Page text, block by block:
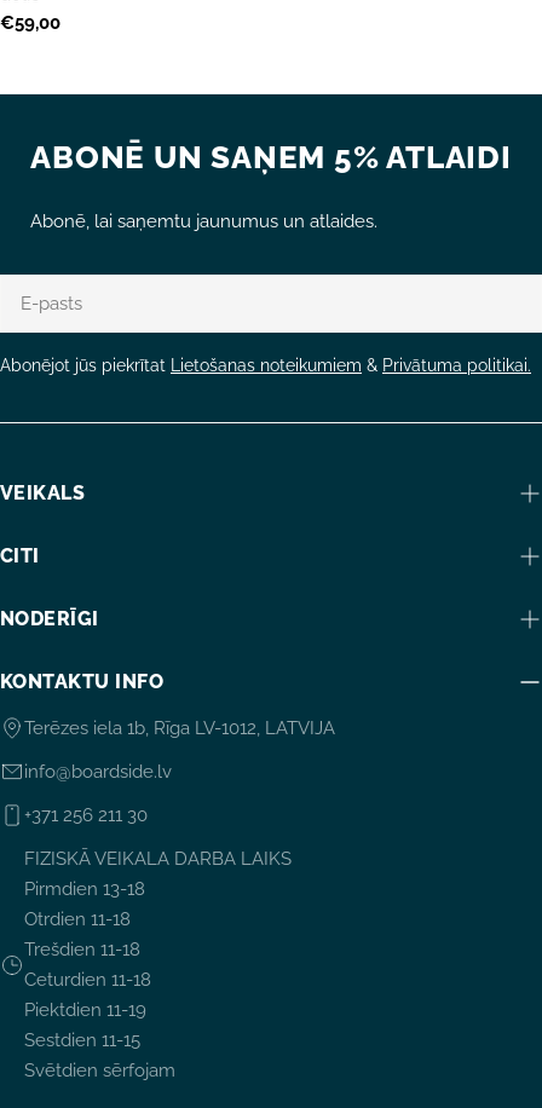
Parastā
€59,00
ABONĒ UN SAŅEM 5% ATLAIDI
Abonē, lai saņemtu jaunumus un atlaides.
pasts
Abonējot jūs piekrītat Lietošanas noteikumiem & Privātuma politikai.
VEIKALS
CITI
NODERĪGI
KONTAKTU INFO
Terēzes iela 1b, Rīga LV-1012, LATVIJA
info@boardside.lv
+371 256 211 30
FIZISKĀ VEIKALA DARBA LAIKS
Pirmdien 13-18
Otrdien 11-18
Trešdien 11-18
Ceturdien 11-18
Piektdien 11-19
Sestdien 11-15
Svētdien sērfojam